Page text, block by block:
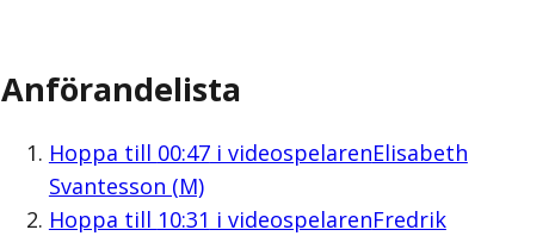
Anförandelista
Hoppa till 00:47i videospelarenElisabeth
Svantesson (M)
Hoppa till 10:31 i videospelarenFredrik